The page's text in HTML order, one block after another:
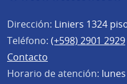
Dirección: Liniers 1324
Teléfono: (+598) 2901 2929
Contacto
Horario de atención: